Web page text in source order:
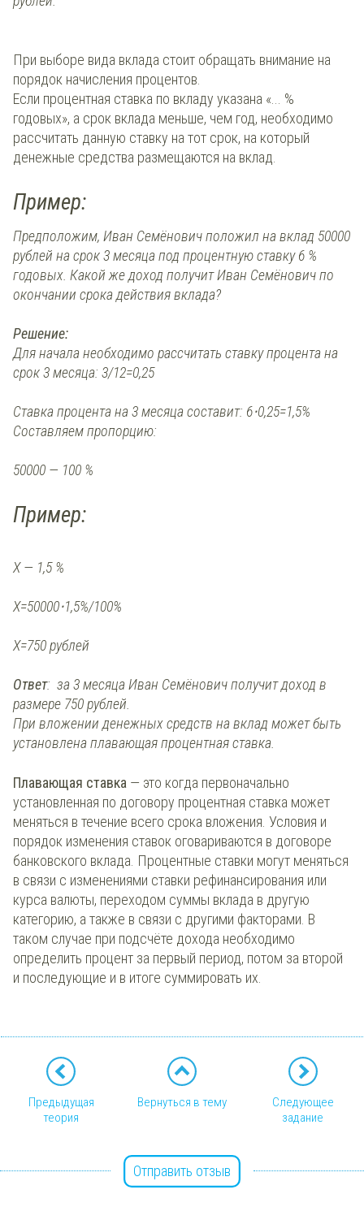
При выборе вида вклада стоит обращать внимание на
порядок начисления процентов.
Если процентная ставка по вкладу указана «... %
годовых», а срок вклада меньше, чем год, необходимо
рассчитать данную ставку на тот срок, на который
денежные средства размещаются на вклад.
Пример:
Предположим, Иван Семёнович положил на вклад 50000
рублей на срок 3 месяца под процентную ставку 6 %
годовых. Какой же доход получит Иван Семёнович по
окончании срока действия вклада?
Решение:
Для начала необходимо рассчитать ставку процента на
срок 3 месяца: 3/12=0,25
Ставка процента на 3 месяца составит: 6⋅0,25=1,5%
Составляем пропорцию:
50000 — 100 %
Пример:
X — 1,5 %
X=50000⋅1,5%/100%
X=750 рублей
Ответ: за 3 месяца Иван Семёнович получит доход в
размере 750 рублей.
При вложении денежных средств на вклад может быть
установлена плавающая процентная ставка.
Плавающая ставка — это когда первоначально
установленная по договору процентная ставка может
меняться в течение всего срока вложения. Условия и
порядок изменения ставок оговариваются в договоре
банковского вклада. Процентные ставки могут меняться
в связи с изменениями ставки рефинансирования или
курса валюты, переходом суммы вклада в другую
категорию, а также в связи с другими факторами. В
таком случае при подсчёте дохода необходимо
определить процент за первый период, потом за второй
и последующие и в итоге суммировать их.
Предыдущая
теория
Вернуться в тему
Следующее
задание
Отправить отзыв